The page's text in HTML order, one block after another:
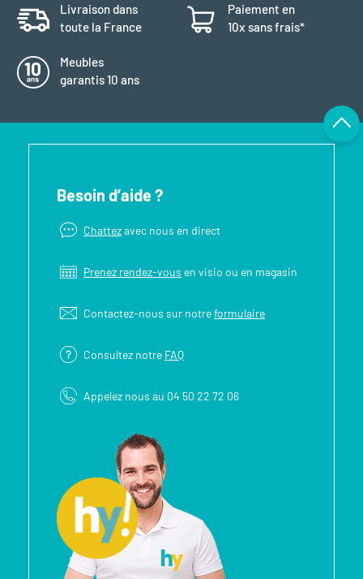
Livraison dans
toute la France
Paiement en
10x sans frais*
Meubles
garantis 10 ans
Besoin d’aide ?
Chattezavec nous en direct
Prenez rendez-vous en visio ou en magasin
Contactez-nous sur notreformulaire
Consultez notre FAQ
Appelez nous au 04 50 22 72 06